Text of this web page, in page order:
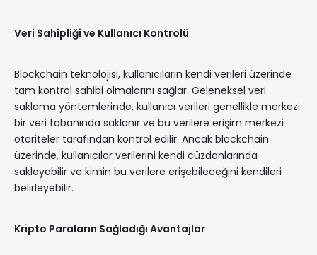
Veri Sahipliği ve Kullanıcı Kontrolü
Blockchain teknolojisi, kullanıcıların kendi verileri üzerinde
tam kontrol sahibi olmalarını sağlar. Geleneksel veri
saklama yöntemlerinde, kullanıcı verileri genellikle merkezi
bir veri tabanında saklanır ve bu verilere erişim merkezi
otoriteler tarafından kontrol edilir. Ancak blockchain
üzerinde, kullanıcılar verilerini kendi cüzdanlarında
saklayabilir ve kimin bu verilere erişebileceğini kendileri
belirleyebilir.
Kripto Paraların Sağladığı Avantajlar